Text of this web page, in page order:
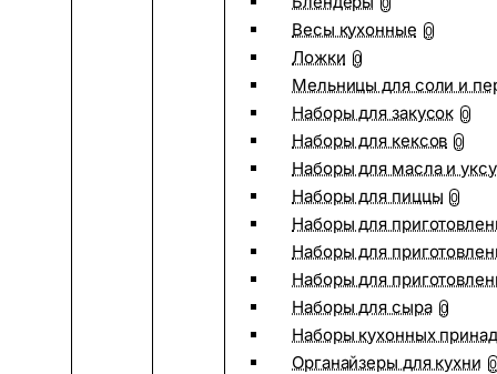
0
Весы кухонные 0
Ложки 0
Мельницы для соли и
Наборы для закусок 0
Наборы для кексов 0
Наборы для масла и
Наборы для пиццы 0
Наборы для
Наборы для
Наборы для
Наборы для сыра 0
Наборы кухонных
Органайзеры для кухни 0